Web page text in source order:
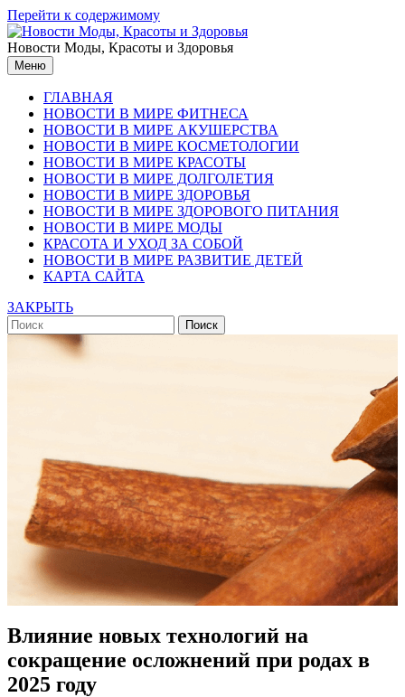
Перейти к содержимому
Новости Моды, Красоты и Здоровья
Меню
ГЛАВНАЯ
НОВОСТИ В МИРЕ ФИТНЕСА
НОВОСТИ В МИРЕ АКУШЕРСТВА
НОВОСТИ В МИРЕ КОСМЕТОЛОГИИ
НОВОСТИ В МИРЕ КРАСОТЫ
НОВОСТИ В МИРЕ ДОЛГОЛЕТИЯ
НОВОСТИ В МИРЕ ЗДОРОВЬЯ
НОВОСТИ В МИРЕ ЗДОРОВОГО ПИТАНИЯ
НОВОСТИ В МИРЕ МОДЫ
КРАСОТА И УХОД ЗА СОБОЙ
НОВОСТИ В МИРЕ РАЗВИТИЕ ДЕТЕЙ
КАРТА САЙТА
ЗАКРЫТЬ
Влияние новых технологий на
сокращение осложнений при родах в
2025 году